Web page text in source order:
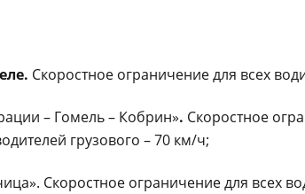
Скоростное ограничение для всех
– Гомель – Кобрин». Скоростное
грузового – 70 км/ч;
Скоростное ограничение для всех